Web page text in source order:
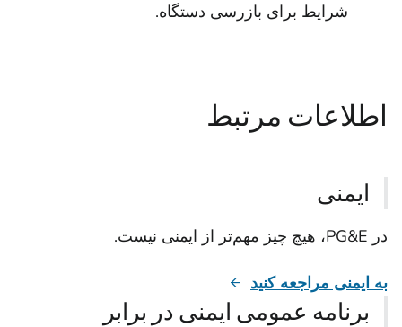
شرایط برای بازرسی دستگاه.
اطلاعات مرتبط
ایمنی
در PG&E، هیچ چیز مهم‌تر از ایمنی نیست.
به ایمنی مراجعه کنید
برنامه عمومی ایمنی در برابر